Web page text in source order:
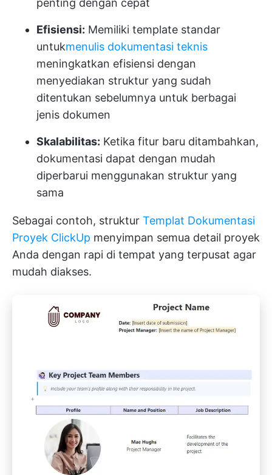
penting dengan cepat
Efisiensi: Memiliki template standar
untukmenulis dokumentasi teknis
meningkatkan efisiensi dengan
menyediakan struktur yang sudah
ditentukan sebelumnya untuk berbagai
jenis dokumen
Skalabilitas: Ketika fitur baru ditambahkan,
dokumentasi dapat dengan mudah
diperbarui menggunakan struktur yang
sama
Sebagai contoh, struktur Templat Dokumentasi
Proyek ClickUp menyimpan semua detail proyek
Anda dengan rapi di tempat yang terpusat agar
mudah diakses.